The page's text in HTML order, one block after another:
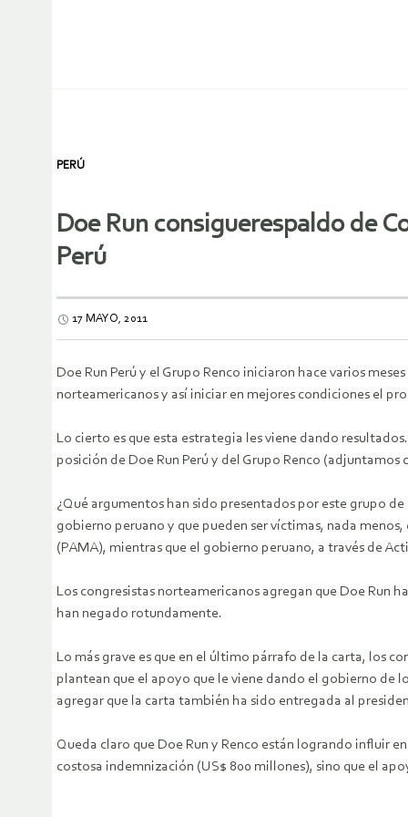
PERÚ
Doe Run consiguerespaldo de
Perú
17 MAYO, 2011
Doe Run Perú y el Grupo Renco iniciaron hace varios
norteamericanos y así iniciar en mejores condiciones el
Lo cierto es que esta estrategia les viene dando
posición de Doe Run Perú y del Grupo Renco (adjuntamos
¿Qué argumentos han sido presentados por este grupo
gobierno peruano y que pueden ser víctimas, nada
(PAMA), mientras que el gobierno peruano, a través de
Los congresistas norteamericanos agregan que Doe Run
han negado rotundamente.
Lo más grave es que en el último párrafo de la carta, los
plantean que el apoyo que le viene dando el gobierno de
agregar que la carta también ha sido entregada al
Queda claro que Doe Run y Renco están logrando influir
costosa indemnización (US$ 800 millones), sino que el